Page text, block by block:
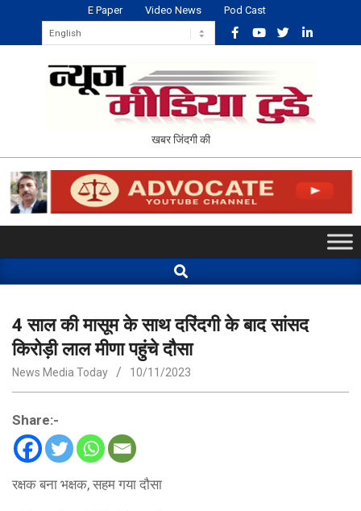
content
E Paper Video News Pod Cast
MEDIA
TODAY
खबर जिंदगी की
Navigation
Search
4 साल की मासूम के साथ दरिंदगी के बाद सांसद
किरोड़ी लाल मीणा पहुंचे दौसा
News Media Today 10/11/2023
Share:-
रक्षक बना भक्षक, सहम गया दौसा